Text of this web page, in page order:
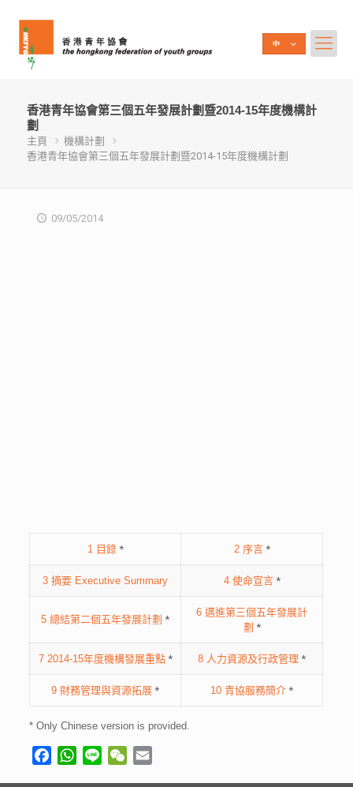
香港青年協會第三個五年發展計劃暨2014-15年度機構計
劃
主頁
機構計劃
香港青年協會第三個五年發展計劃暨2014-15年度機構計劃
09/05/2014
1 目錄* 2 序言*
3 摘要 Executive Summary 4 使命宣言*
5 總結第二個五年發展計劃 *
6 邁進第三個五年發展計
劃 *
7 2014-15年度機構發展重點* 8 人力資源及行政管理 *
9 財務管理與資源拓展 * 10 青協服務簡介 *
* Only Chinese version is provided.
FacebookWhatsApp
Line WeChat